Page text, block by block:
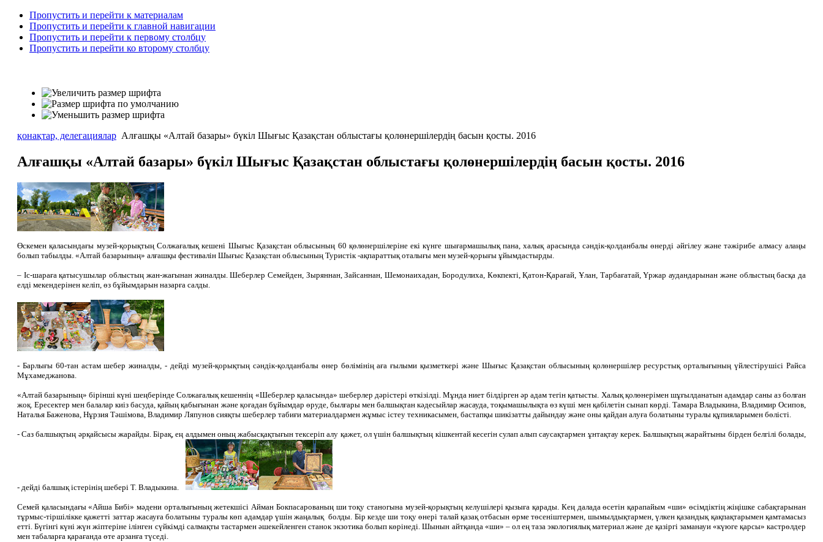
Пропустить и перейти к материалам
Пропустить и перейти к главной навигации
Пропустить и перейти к первому столбцу
Пропустить и перейти ко второму столбцу
қонақтар, делегациялар Алғашқы «Алтай базары» бүкіл Шығыс Қазақстан облыстағы қолөнершілердің басын қосты. 2016
Алғашқы «Алтай базары» бүкіл Шығыс Қазақстан облыстағы қолөнершілердің басын қосты. 2016
Өскемен қаласындағы музей-қорықтың Солжағалық кешені Шығыс Қазақстан облысының 60 қөлөнершілеріне екі күнге шығармашылық пана, халық арасында сәндік-қолданбалы өнерді әйгілеу және тәжірибе алмасу алаңы
болып табылды. «Алтай базарының» алғашқы фестивалін Шығыс Қазақстан облысының Туристік -ақпараттық оталығы мен музей-қорығы ұйымдастырды.
– Іс-шараға қатысушылар облыстың жан-жағынан жиналды. Шеберлер Семейден, Зыряннан, Зайсаннан, Шемонаихадан, Бородулиха, Көкпекті, Қатон-Қарағай, Ұлан, Тарбағатай, Үржар аудандарынан және облыстың басқа да
елді мекендерінен келіп, өз бұйымдарын назарға салды.
- Барлығы 60-тан астам шебер жиналды, - дейді музей-қорықтың сәндік-қолданбалы өнер бөлімінің аға ғылыми қызметкері және Шығыс Қазақстан облысының қолөнершілер ресурстық орталығының үйлестірушісі Райса
Мұхамеджанова.
«Алтай базарының» бірінші күні шеңберінде Солжағалық кешеннің «Шеберлер қаласында» шеберлер дәрістері өткізілді. Мұнда ниет білдірген әр адам тегін қатысты. Халық қолөнерімен шұғылданатын адамдар саны аз болған
жоқ. Ересектер мен балалар киіз басуда, қайың қабығынан және қоғадан бұйымдар өруде, былғары мен балшықтан кәдесыйлар жасауда, тоқымашылықта өз күші мен қабілетін сынап көрді. Тамара Владыкина, Владимир Осипов,
Наталья Баженова, Нұрзия Тәшімова, Владимир Ляпунов сияқты шеберлер табиғи материалдармен жұмыс істеу техникасымен, бастапқы шикізатты дайындау және оны қайдан алуға болатыны туралы құпияларымен бөлісті.
- Саз балшықтың әрқайсысы жарайды. Бірақ, ең алдымен оның жабысқақтығын тексеріп алу қажет, ол үшін балшықтың кішкентай кесегін сулап алып саусақтармен ұнтақтау керек. Балшықтың жарайтыны бірден белгілі болады,
- дейді балшық істерінің шебері Т. Владыкина.
Семей қаласындағы «Айша Бибі» мәдени орталығының жетекшісі Айман Бокпасарованың ши тоқу станогына музей-қорықтың келушілері қызыға қарады. Кең далада өсетін қарапайым «ши» өсімдіктің жіңішке сабақтарынан
тұрмыс-тіршілікке қажетті заттар жасауға болатыны туралы көп адамдар үшін жаңалық болды. Бір кезде ши тоқу өнері талай қазақ отбасын өрме төсеніштермен, шымылдықтармен, үлкен қазандық қақпақтарымен қамтамасыз
етті. Бүгінгі күні жүн жіптеріне ілінген сүйкімді салмақты тастармен әшекейленген станок экзотика болып көрінеді. Шынын айтқанда «ши» – ол ең таза экологиялық материал және де қазіргі заманауи «күюге қарсы» кастрөлдер
мен табаларға қарағанда өте арзанға түседі.